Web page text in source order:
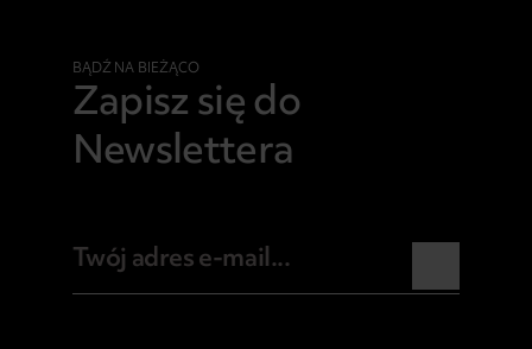
BĄDŹ NA BIEŻĄCO
Zapisz się do
Newslettera